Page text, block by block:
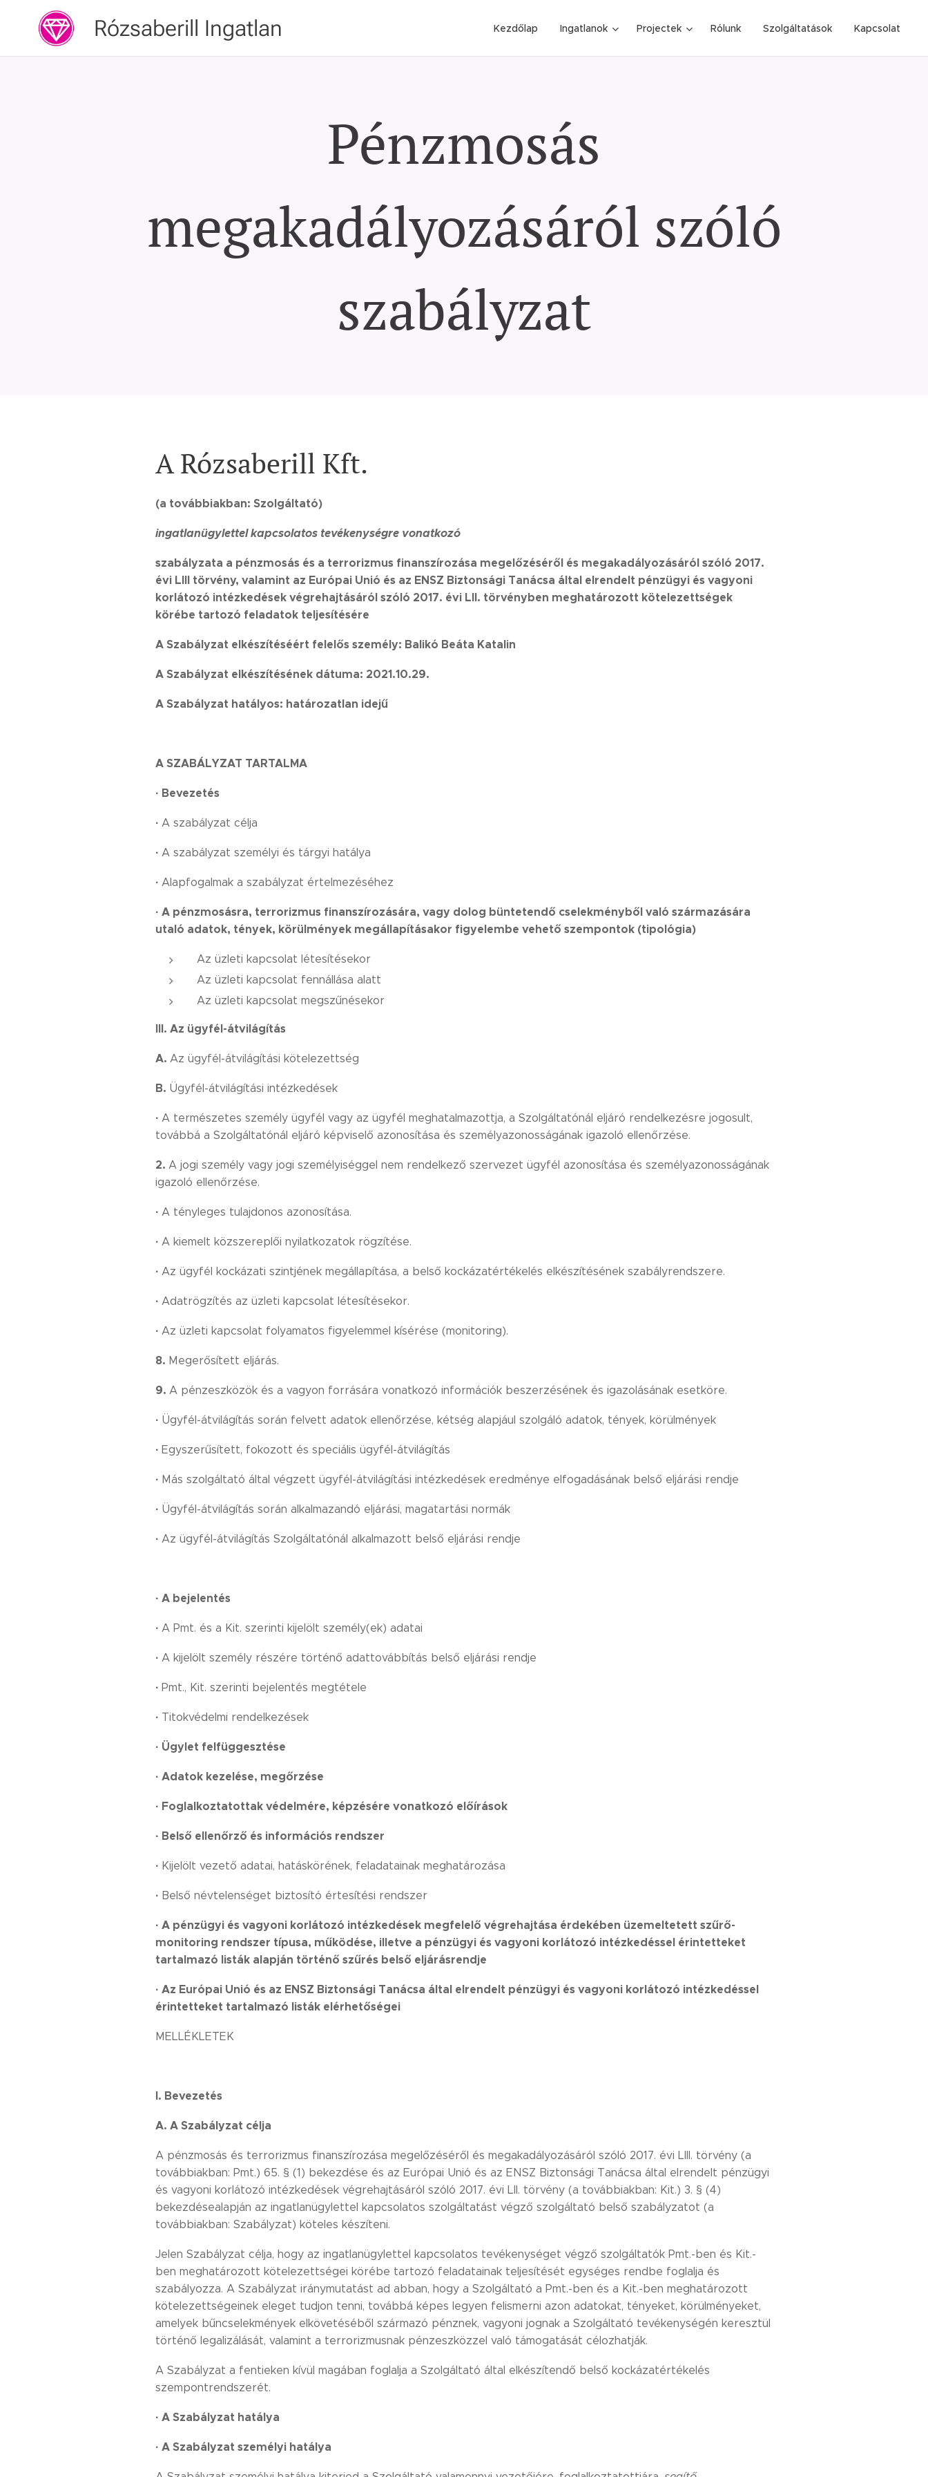
Rózsaberill Ingatlan Kezdőlap Ingatlanok Projectek Rólunk Szolgáltatások Kapcsolat
Pénzmosás
megakadályozásáról szóló
szabályzat
A Rózsaberill Kft.
(a továbbiakban: Szolgáltató)
ingatlanügylettel kapcsolatos tevékenységre vonatkozó
szabályzata a pénzmosás és a terrorizmus finanszírozása megelőzéséről és megakadályozásáról szóló 2017.
évi LIII törvény, valamint az Európai Unió és az ENSZ Biztonsági Tanácsa által elrendelt pénzügyi és vagyoni
korlátozó intézkedések végrehajtásáról szóló 2017. évi LII. törvényben meghatározott kötelezettségek
körébe tartozó feladatok teljesítésére
A Szabályzat elkészítéséért felelős személy: Balikó Beáta Katalin
A Szabályzat elkészítésének dátuma: 2021.10.29.
A Szabályzat hatályos: határozatlan idejű
A SZABÁLYZAT TARTALMA
· Bevezetés
· A szabályzat célja
· A szabályzat személyi és tárgyi hatálya
· Alapfogalmak a szabályzat értelmezéséhez
· A pénzmosásra, terrorizmus finanszírozására, vagy dolog büntetendő cselekményből való származására
utaló adatok, tények, körülmények megállapításakor figyelembe vehető szempontok (tipológia)
Az üzleti kapcsolat létesítésekor
Az üzleti kapcsolat fennállása alatt
Az üzleti kapcsolat megszűnésekor
III. Az ügyfél-átvilágítás
A. Az ügyfél-átvilágítási kötelezettség
B. Ügyfél-átvilágítási intézkedések
· A természetes személy ügyfél vagy az ügyfél meghatalmazottja, a Szolgáltatónál eljáró rendelkezésre jogosult,
továbbá a Szolgáltatónál eljáró képviselő azonosítása és személyazonosságának igazoló ellenőrzése.
2. A jogi személy vagy jogi személyiséggel nem rendelkező szervezet ügyfél azonosítása és személyazonosságának
igazoló ellenőrzése.
· A tényleges tulajdonos azonosítása.
· A kiemelt közszereplői nyilatkozatok rögzítése.
· Az ügyfél kockázati szintjének megállapítása, a belső kockázatértékelés elkészítésének szabályrendszere.
· Adatrögzítés az üzleti kapcsolat létesítésekor.
· Az üzleti kapcsolat folyamatos figyelemmel kísérése (monitoring).
8. Megerősített eljárás.
9. A pénzeszközök és a vagyon forrására vonatkozó információk beszerzésének és igazolásának esetköre.
· Ügyfél-átvilágítás során felvett adatok ellenőrzése, kétség alapjául szolgáló adatok, tények, körülmények
· Egyszerűsített, fokozott és speciális ügyfél-átvilágítás
· Más szolgáltató által végzett ügyfél-átvilágítási intézkedések eredménye elfogadásának belső eljárási rendje
· Ügyfél-átvilágítás során alkalmazandó eljárási, magatartási normák
· Az ügyfél-átvilágítás Szolgáltatónál alkalmazott belső eljárási rendje
· A bejelentés
· A Pmt. és a Kit. szerinti kijelölt személy(ek) adatai
· A kijelölt személy részére történő adattovábbítás belső eljárási rendje
· Pmt., Kit. szerinti bejelentés megtétele
· Titokvédelmi rendelkezések
· Ügylet felfüggesztése
· Adatok kezelése, megőrzése
· Foglalkoztatottak védelmére, képzésére vonatkozó előírások
· Belső ellenőrző és információs rendszer
· Kijelölt vezető adatai, hatáskörének, feladatainak meghatározása
· Belső névtelenséget biztosító értesítési rendszer
· A pénzügyi és vagyoni korlátozó intézkedések megfelelő végrehajtása érdekében üzemeltetett szűrő-
monitoring rendszer típusa, működése, illetve a pénzügyi és vagyoni korlátozó intézkedéssel érintetteket
tartalmazó listák alapján történő szűrés belső eljárásrendje
· Az Európai Unió és az ENSZ Biztonsági Tanácsa által elrendelt pénzügyi és vagyoni korlátozó intézkedéssel
érintetteket tartalmazó listák elérhetőségei
MELLÉKLETEK
I. Bevezetés
A. A Szabályzat célja
A pénzmosás és terrorizmus finanszírozása megelőzéséről és megakadályozásáról szóló 2017. évi LIII. törvény (a
továbbiakban: Pmt.) 65. § (1) bekezdése és az Európai Unió és az ENSZ Biztonsági Tanácsa által elrendelt pénzügyi
és vagyoni korlátozó intézkedések végrehajtásáról szóló 2017. évi LII. törvény (a továbbiakban: Kit.) 3. § (4)
bekezdésealapján az ingatlanügylettel kapcsolatos szolgáltatást végző szolgáltató belső szabályzatot (a
továbbiakban: Szabályzat) köteles készíteni.
Jelen Szabályzat célja, hogy az ingatlanügylettel kapcsolatos tevékenységet végző szolgáltatók Pmt.-ben és Kit.-
ben meghatározott kötelezettségei körébe tartozó feladatainak teljesítését egységes rendbe foglalja és
szabályozza. A Szabályzat iránymutatást ad abban, hogy a Szolgáltató a Pmt.-ben és a Kit.-ben meghatározott
kötelezettségeinek eleget tudjon tenni, továbbá képes legyen felismerni azon adatokat, tényeket, körülményeket,
amelyek bűncselekmények elkövetéséből származó pénznek, vagyoni jognak a Szolgáltató tevékenységén keresztül
történő legalizálását, valamint a terrorizmusnak pénzeszközzel való támogatását célozhatják.
A Szabályzat a fentieken kívül magában foglalja a Szolgáltató által elkészítendő belső kockázatértékelés
szempontrendszerét.
· A Szabályzat hatálya
· A Szabályzat személyi hatálya